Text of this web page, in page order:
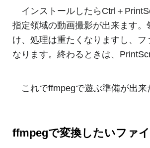
インストールしたらCtrl＋
指定領域の動画撮影が出来ます
け、処理は重たくなりますし、
なります。終わるときは、
これでffmpegで遊ぶ準備が出来
ffmpegで変換したいファ